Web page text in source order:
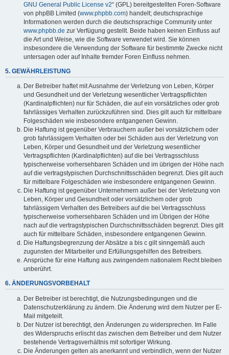
GNU General Public License v2“ (GPL) bereitgestellten Foren-Software
von phpBB Limited (www.phpbb.com) handelt; deutschsprachige
Informationen werden durch die deutschsprachige Community unter
www.phpbb.de zur Verfügung gestellt. Beide haben keinen Einfluss auf
die Art und Weise, wie die Software verwendet wird. Sie können
insbesondere die Verwendung der Software für bestimmte Zwecke nicht
untersagen oder auf Inhalte fremder Foren Einfluss nehmen.
5. GEWÄHRLEISTUNG
Der Betreiber haftet mit Ausnahme der Verletzung von Leben, Körper
und Gesundheit und der Verletzung wesentlicher Vertragspflichten
(Kardinalpflichten) nur für Schäden, die auf ein vorsätzliches oder grob
fahrlässiges Verhalten zurückzuführen sind. Dies gilt auch für mittelbare
Folgeschäden wie insbesondere entgangenen Gewinn.
Die Haftung ist gegenüber Verbrauchern außer bei vorsätzlichem oder
grob fahrlässigem Verhalten oder bei Schäden aus der Verletzung von
Leben, Körper und Gesundheit und der Verletzung wesentlicher
Vertragspflichten (Kardinalpflichten) auf die bei Vertragsschluss
typischerweise vorhersehbaren Schäden und im übrigen der Höhe nach
auf die vertragstypischen Durchschnittsschäden begrenzt. Dies gilt auch
für mittelbare Folgeschäden wie insbesondere entgangenen Gewinn.
Die Haftung ist gegenüber Unternehmern außer bei der Verletzung von
Leben, Körper und Gesundheit oder vorsätzlichem oder grob
fahrlässigem Verhalten des Betreibers auf die bei Vertragsschluss
typischerweise vorhersehbaren Schäden und im Übrigen der Höhe
nach auf die vertragstypischen Durchschnittsschäden begrenzt. Dies gilt
auch für mittelbare Schäden, insbesondere entgangenen Gewinn.
Die Haftungsbegrenzung der Absätze a bis c gilt sinngemäß auch
zugunsten der Mitarbeiter und Erfüllungsgehilfen des Betreibers.
Ansprüche für eine Haftung aus zwingendem nationalem Recht bleiben
unberührt.
6. ÄNDERUNGSVORBEHALT
Der Betreiber ist berechtigt, die Nutzungsbedingungen und die
Datenschutzerklärung zu ändern. Die Änderung wird dem Nutzer per E-
Mail mitgeteilt.
Der Nutzer ist berechtigt, den Änderungen zu widersprechen. Im Falle
des Widerspruchs erlischt das zwischen dem Betreiber und dem Nutzer
bestehende Vertragsverhältnis mit sofortiger Wirkung.
Die Änderungen gelten als anerkannt und verbindlich, wenn der Nutzer